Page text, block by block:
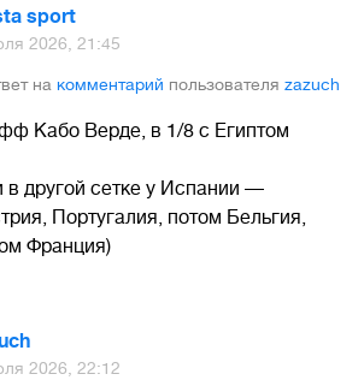
sport
2026, 21:45
на комментарий пользователя zazuch
Кабо Верде, в 1/8 с Египтом
в другой сетке у Испании —
Португалия, потом Бельгия,
Франция)
2026, 22:12